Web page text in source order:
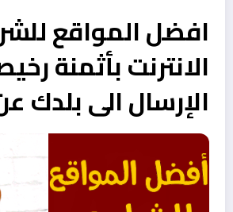
افضل المواقع
الانترنت بأثمنة
الإرسال الى بلدك